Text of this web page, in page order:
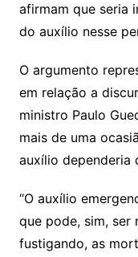
afirmam que seria
do auxílio nesse
O argumento
em relação a
ministro Paulo
mais de uma
auxílio dependeria
“O auxílio
que pode, sim, ser
fustigando, as